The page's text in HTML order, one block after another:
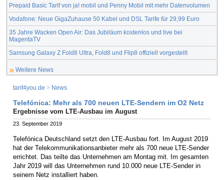
Prepaid Basic Tarif von ja! mobil und Penny Mobil mit mehr Datenvolumen
Vodafone: Neue GigaZuhause 50 Kabel und DSL Tarife für 29,99 Euro
35 Jahre Wacken Open Air: Das Jubiläum kostenlos und live bei
MagentaTV
Samsung Galaxy Z Fold8 Ultra, Fold8 und Flip8 offiziell vorgestellt
Weitere News
tarif4you.de > News
Telefónica: Mehr als 700 neuen LTE-Sendern im O2 Netz
Ergebnisse vom LTE-Ausbau im August
23. September 2019
Telefónica Deutschland setzt den LTE-Ausbau fort. Im August 2019
hat der Telekommunikationsanbieter mehr als 700 neue LTE-Sender
errichtet. Das teilte das Unternehmen am Montag mit. Im gesamten
Jahr 2019 will das Unternehmen rund 10.000 neue LTE-Sender in
seinem Netz installiert haben.